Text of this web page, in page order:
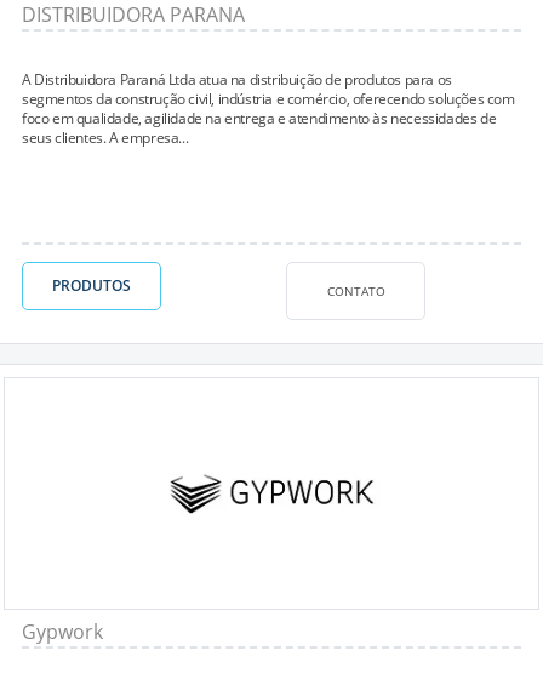
DISTRIBUIDORA PARANA
A Distribuidora Paraná Ltda atua na distribuição de produtos para os
segmentos da construção civil, indústria e comércio, oferecendo soluções com
foco em qualidade, agilidade na entrega e atendimento às necessidades de
seus clientes. A empresa...
PRODUTOS CONTATO
Gypwork